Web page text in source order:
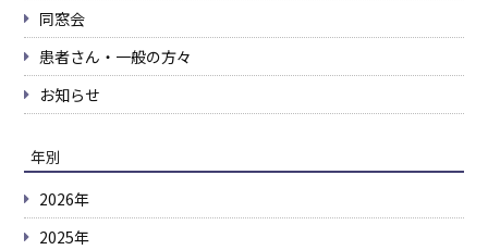
同窓会
患者さん・一般の方々
お知らせ
年別
2026年
2025年